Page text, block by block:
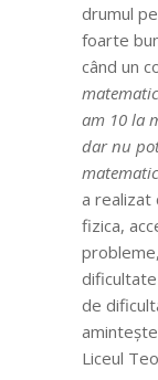
drumul
foarte
când un
am 10 la
dar nu
a realizat
fizica,
de
Liceul